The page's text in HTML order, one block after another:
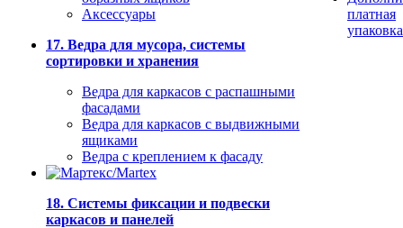
Аксессуары
17. Ведра для мусора, системы
сортировки и хранения
Ведра для каркасов с распашными
фасадами
Ведра для каркасов с выдвижными
ящиками
Ведра с креплением к фасаду
18. Системы фиксации и подвески
каркасов и панелей
платная
упаковка